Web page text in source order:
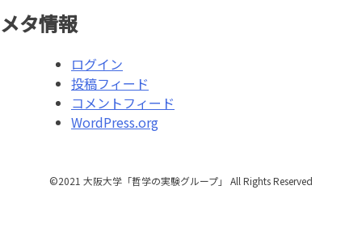
メタ情報
ログイン
投稿フィード
コメントフィード
WordPress.org
©2021 ⼤阪⼤学「哲学の実験グループ」 All Rights Reserved